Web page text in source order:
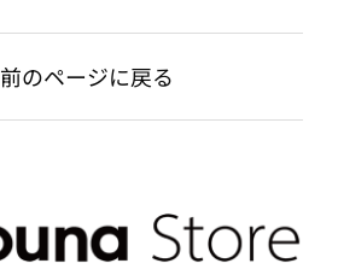
前のページに戻る